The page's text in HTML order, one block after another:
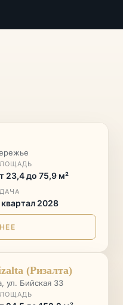
23,4 до 75,9 м²
квартал 2028
(Ризалта)
ул. Бийская 33